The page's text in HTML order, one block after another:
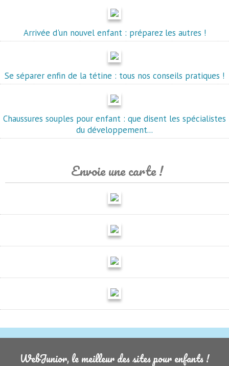
Arrivée d'un nouvel enfant : préparez les autres !
Se séparer enfin de la tétine : tous nos conseils pratiques !
Chaussures souples pour enfant : que disent les spécialistes
du développement...
Envoie une carte !
WebJunior, le meilleur des sites pour enfants !